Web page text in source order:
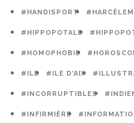
#HANDISPORT
#HIPPOPOTALE
#HOMOPHOBIE
#ILE #ILE D'AIX
#INCORRUPTIBLES
#INFIRMIÈRE